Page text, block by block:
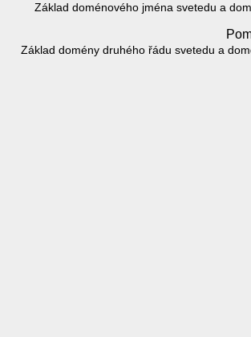
Základ doménového jména svetedu a
Základ domény druhého řádu svetedu a